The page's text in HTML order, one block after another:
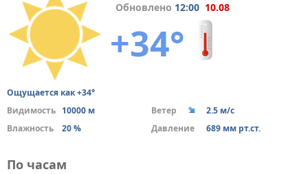
Обновлено 12:00 10.08
+34°
Ощущается как +34°
Видимость 10000 м Ветер
2.5 м/с
Влажность
20 % Давление 689 мм рт.ст.
По часам